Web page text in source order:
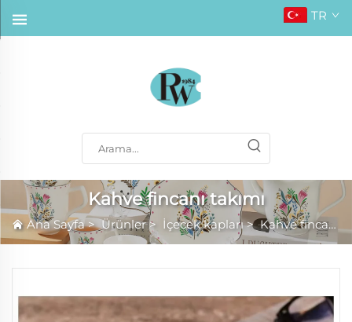
TR
Kahve fincanı takımı
Ana Sayfa>Ürünler> İçecek kapları>Kahve fincanı takımı